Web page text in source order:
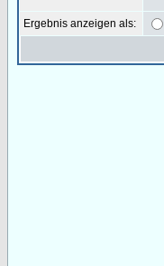
Ergebnis anzeigen als: